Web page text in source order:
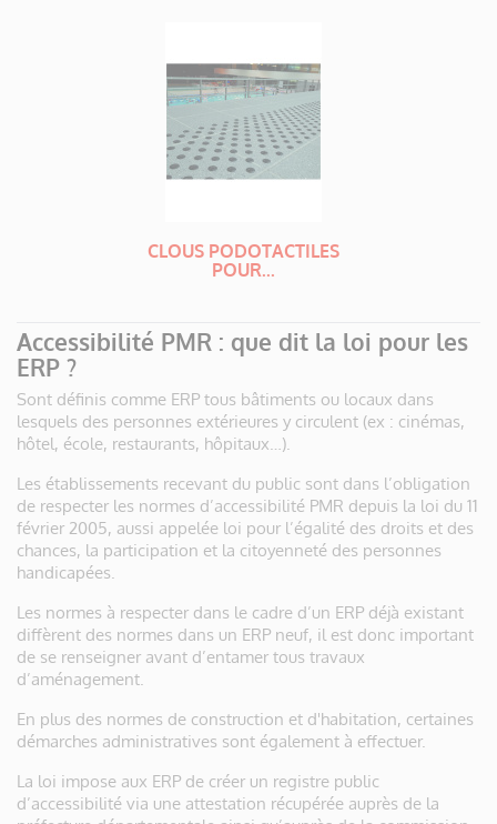
CLOUS PODOTACTILES
POUR...
Accessibilité PMR : que dit la loi pour les
ERP ?
Sont définis comme ERP tous bâtiments ou locaux dans
lesquels des personnes extérieures y circulent (ex : cinémas,
hôtel, école, restaurants, hôpitaux…).
Les établissements recevant du public sont dans l’obligation
de respecter les normes d’accessibilité PMR depuis la loi du 11
février 2005, aussi appelée loi pour l’égalité des droits et des
chances, la participation et la citoyenneté des personnes
handicapées.
Les normes à respecter dans le cadre d’un ERP déjà existant
diffèrent des normes dans un ERP neuf, il est donc important
de se renseigner avant d’entamer tous travaux
d’aménagement.
En plus des normes de construction et d'habitation, certaines
démarches administratives sont également à effectuer.
La loi impose aux ERP de créer un registre public
d’accessibilité via une attestation récupérée auprès de la